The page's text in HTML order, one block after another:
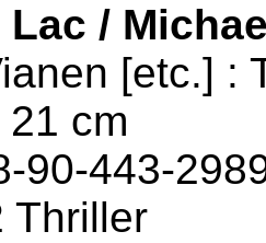
/
[etc.] :
cm
90-443-
Thriller